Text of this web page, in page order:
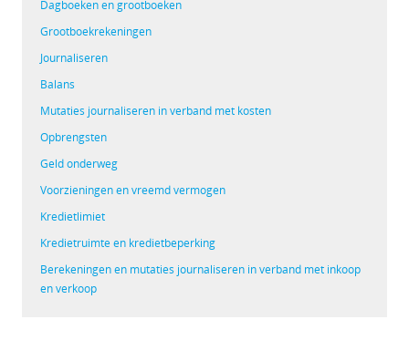
Dagboeken en grootboeken
Grootboekrekeningen
Journaliseren
Balans
Mutaties journaliseren in verband met kosten
Opbrengsten
Geld onderweg
Voorzieningen en vreemd vermogen
Kredietlimiet
Kredietruimte en kredietbeperking
Berekeningen en mutaties journaliseren in verband met inkoop
en verkoop